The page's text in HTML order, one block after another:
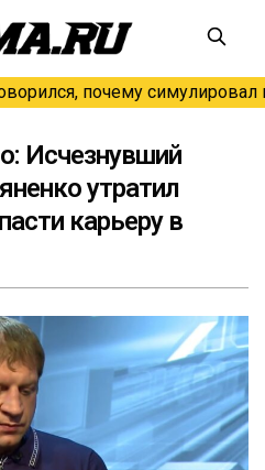
почему симулировал
Исчезнувший
утратил
карьеру в